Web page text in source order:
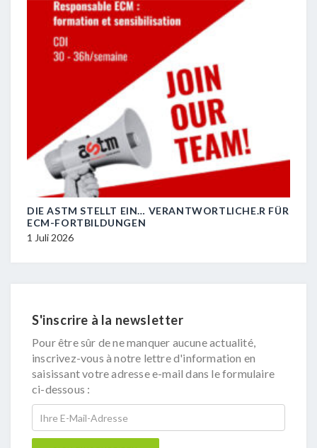
DIE ASTM STELLT EIN… VERANTWORTLICHE.R FÜR
ECM-FORTBILDUNGEN
1 Juli 2026
S'inscrire à la newsletter
Pour être sûr de ne manquer aucune actualité,
inscrivez-vous à notre lettre d'information en
saisissant votre adresse e-mail dans le formulaire
ci-dessous :